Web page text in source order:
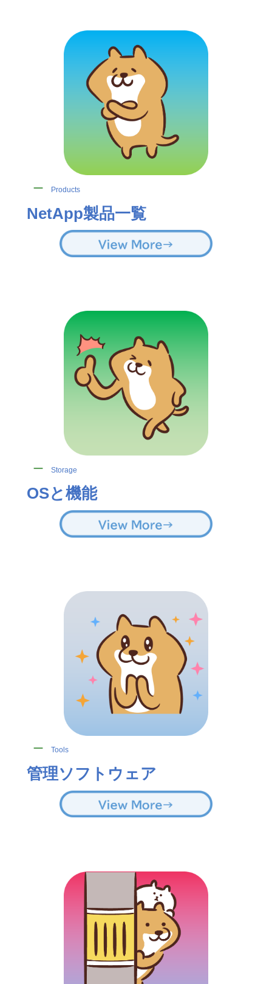
ー Products
NetApp製品一覧
ー Storage
OSと機能
ー Tools
管理ソフトウェア